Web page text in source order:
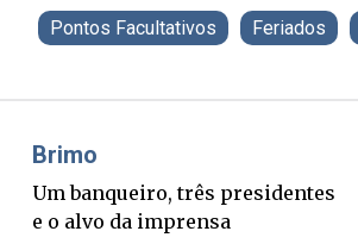
Pontos Facultativos Feriados
Misael Elias
O Boato corre mais rápido que a
verdade. Mas quem paga a